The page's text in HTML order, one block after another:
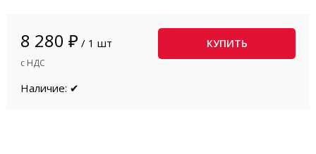
8 280 ₽ / 1 шт
с НДС
КУПИТЬ
Наличие: ✔